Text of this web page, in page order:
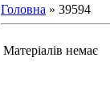
Головна » 39594
Матеріалів немає